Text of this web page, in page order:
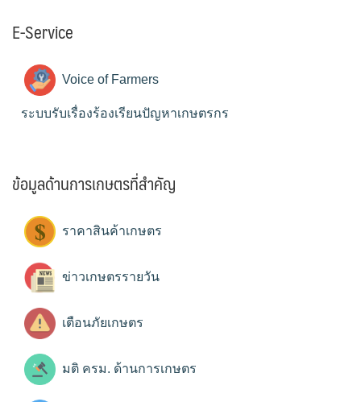
E-Service
Voice of Farmers
ระบบรับเรื่องร้องเรียนปัญหาเกษตรกร
ข้อมูลด้านการเกษตรที่สำคัญ
ราคาสินค้าเกษตร
ข่าวเกษตรรายวัน
เตือนภัยเกษตร
มติ ครม. ด้านการเกษตร